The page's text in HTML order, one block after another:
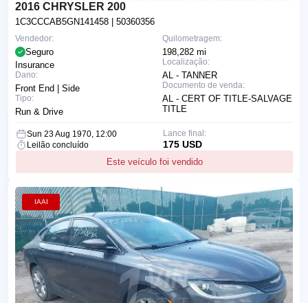
2016 CHRYSLER 200
1C3CCCAB5GN141458 | 50360356
Quilometragem:
198,282 mi
Localização:
AL - TANNER
Documento de venda:
AL - CERT OF TITLE-SALVAGE
TITLE
Vendedor:
Seguro
Insurance
Dano:
Front End | Side
Tipo:
Run & Drive
Sun 23 Aug 1970, 12:00
Leilão concluído
Este veículo foi vendido
Lance final:
175 USD
IAAI